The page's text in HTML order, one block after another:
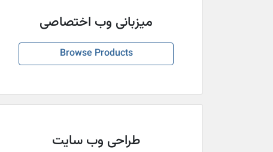
میزبانی وب اختصاصی
Browse Products
طراحی وب سایت